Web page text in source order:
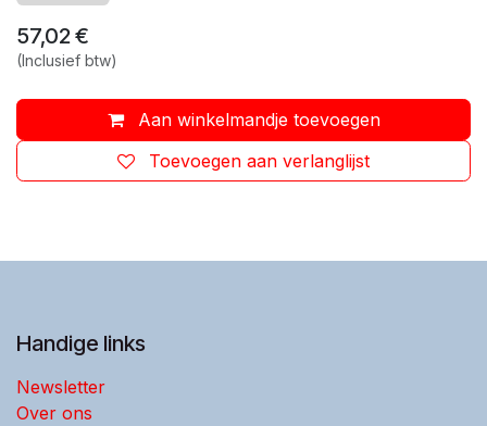
57,02€
(Inclusief btw)
Aan winkelmandje toevoegen
Toevoegen aan verlanglijst
Handige links
Newsletter
Over ons